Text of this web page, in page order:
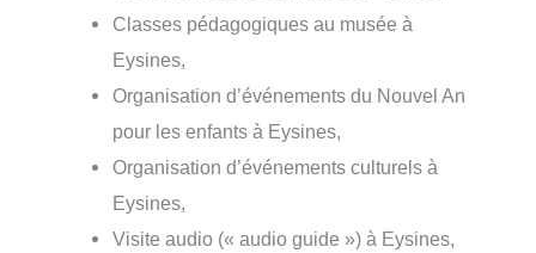
Classes pédagogiques au musée à
Eysines,
Organisation d’événements du Nouvel An
pour les enfants à Eysines,
Organisation d’événements culturels à
Eysines,
Visite audio (« audio guide ») à Eysines,